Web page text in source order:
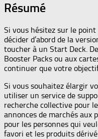
Résumé
Si vous hésitez sur le point
décider d’abord de la
toucher à un Start Deck.
Booster Packs ou aux
continuer que votre
Si vous souhaitez élargir
utiliser un service de
recherche collective pour
annonces de marchés aux
pour les personnes qui
favori et les produits